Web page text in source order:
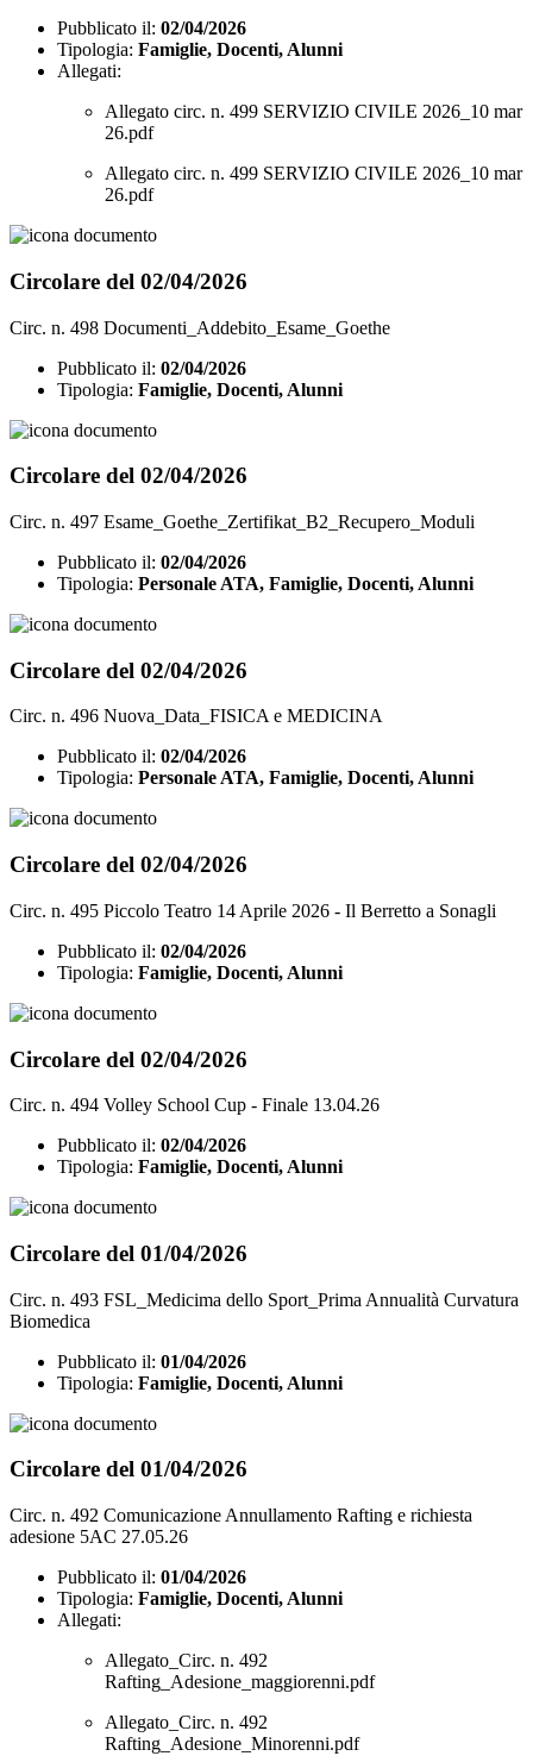
Pubblicato il: 02/04/2026
Tipologia: Famiglie, Docenti, Alunni
Allegati:
Allegato circ. n. 499 SERVIZIO CIVILE 2026_10 mar
26.pdf
Allegato circ. n. 499 SERVIZIO CIVILE 2026_10 mar
26.pdf
Circolare del 02/04/2026
Circ. n. 498 Documenti_Addebito_Esame_Goethe
Pubblicato il: 02/04/2026
Tipologia: Famiglie, Docenti, Alunni
Circolare del 02/04/2026
Circ. n. 497 Esame_Goethe_Zertifikat_B2_Recupero_Moduli
Pubblicato il: 02/04/2026
Tipologia: Personale ATA, Famiglie, Docenti, Alunni
Circolare del 02/04/2026
Circ. n. 496 Nuova_Data_FISICA e MEDICINA
Pubblicato il: 02/04/2026
Tipologia: Personale ATA, Famiglie, Docenti, Alunni
Circolare del 02/04/2026
Circ. n. 495 Piccolo Teatro 14 Aprile 2026 - Il Berretto a Sonagli
Pubblicato il: 02/04/2026
Tipologia: Famiglie, Docenti, Alunni
Circolare del 02/04/2026
Circ. n. 494 Volley School Cup - Finale 13.04.26
Pubblicato il: 02/04/2026
Tipologia: Famiglie, Docenti, Alunni
Circolare del 01/04/2026
Circ. n. 493 FSL_Medicima dello Sport_Prima Annualità Curvatura
Biomedica
Pubblicato il: 01/04/2026
Tipologia: Famiglie, Docenti, Alunni
Circolare del 01/04/2026
Circ. n. 492 Comunicazione Annullamento Rafting e richiesta
adesione 5AC 27.05.26
Pubblicato il: 01/04/2026
Tipologia: Famiglie, Docenti, Alunni
Allegati:
Allegato_Circ. n. 492
Rafting_Adesione_maggiorenni.pdf
Allegato_Circ. n. 492
Rafting_Adesione_Minorenni.pdf